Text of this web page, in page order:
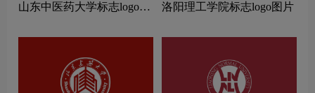
山东中医药大学标志logo图
洛阳理工学院标志logo图片